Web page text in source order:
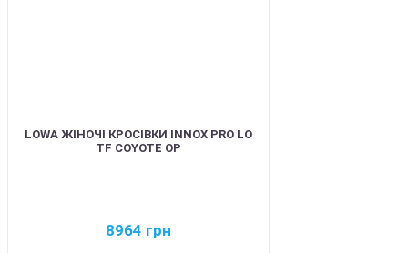
LOWA ЖІНОЧІ КРОСІВКИ INNOX PRO LO
TF COYOTE OP
8964 грн